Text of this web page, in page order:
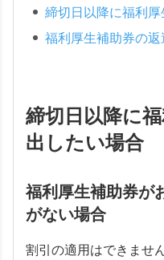
締切日以降に福利
福利厚生補助券の
締切日以降に
出したい場合
福利厚生補助券が
がない場合
割引の適用はできません